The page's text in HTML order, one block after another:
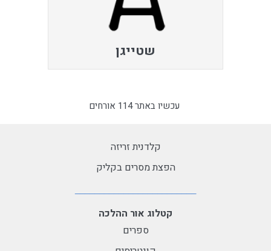
שטייגן
עכשיו באתר 114 אורחים
קלדנית זריזה
הפצת מסרים בקליק
קטלוג אור ההלכה
ספרים